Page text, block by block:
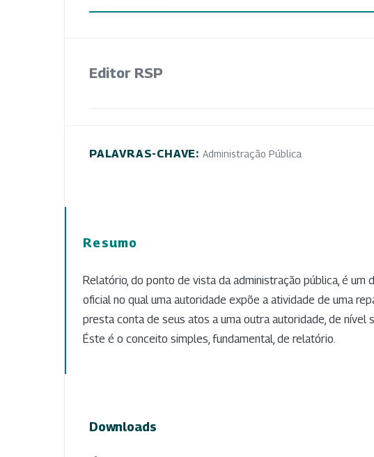
Editor RSP
PALAVRAS-CHAVE: Administração Pública
Resumo
Relatório, do ponto de vista da administração pública, é um
oficial no qual uma autoridade expõe a atividade de uma
presta conta de seus atos a uma outra autoridade, de nível
Éste é o conceito simples, fundamental, de relatório.
Downloads